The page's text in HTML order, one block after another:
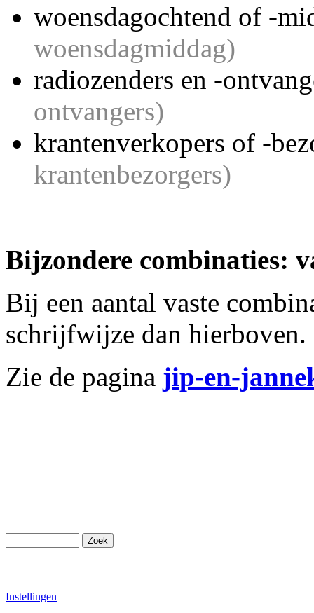
woensdagochtend of -
woensdagmiddag)
radiozenders en -
ontvangers)
krantenverkopers of -
krantenbezorgers)
Bijzondere combinaties:
Bij een aantal vaste
schrijfwijze dan hierboven.
Zie de pagina jip-en-
Instellingen